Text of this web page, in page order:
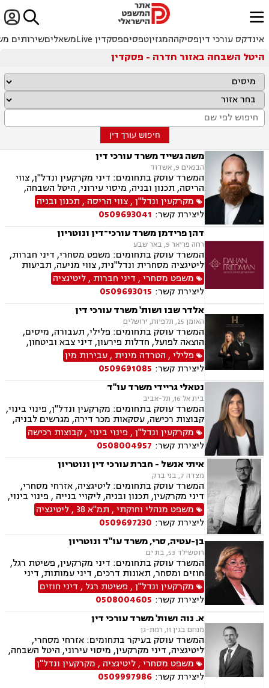

ﱐ
אינדקס עורכי דיןפסיקההמגזיןטפסיםפסקדין Live משאליםשירותים
היטל השבחה באזור חדרה - פסקדין
חיפוש עורך דין
משה גשייד משרד עורכי דין
הבנאים 9, אשדוד
המשרד עוסק בתחומים: דיני מקרקעין ונדל"ן, צווי
הריסה, תכנון ובניה, מיסוי עירוני, היטל השבחה,
היטל פיתוח, ארנונה, רשויות מקומיות, רישוי עסקים
מקרקעין ונדל"ן,צווי הריסה , תכנון ובניה
ליצירת קשר: 0509693041
דהן פרידמן משרד עורכי־דין ונוטריון
רחה פריאר 9, באר שבע
המשרד עוסק בתחומים: משפט מסחרי, דיני חברות,
ליטיגציה מסחרית ונדל"נית, צווי מניעה, תביעות
מקרקעין, דיני חוזים, ייפוי כוח מתמשך, ירושות
וצוואות, מסחר בינלאומי, משפט אזרחי, סכסוכי
שכנים, דיני עבודה, הסכמי ממון, מיסוי עירוני, מיסוי
נדל"ן, ארנונה, היטל פיתוח, היטל השבחה, נוטריון.
משפט מסחרי, דיני חברות ,ליטיגציה
ליצירת קשר: 0509693015
אלדר שבו ושות' משרד עורכי דין
האומן 25, תלפיות, ירושלים
המשרד עוסק בתחומים: פלילי, תעבורה, מיסים,
הוצאה לפועל, חדלות פירעון, דיני צבא וביטחון,
ליטיגציה אזרחית
פלילי, הטרדה מינית ,עבירות מין
ליצירת קשר: 0509691085
נטאלי גריידי משרד עו"ד
בית אל 16, תל-אביב
המשרד עוסק בתחומים: מקרקעין ונדל"ן, פינוי בינוי,
קבוצות רכישה, עסקאות מכר דירה, מגרשים לבניה,
רשות מקרקעי ישראל, בתים משותפים, נדל"ן
ביהודה ושומרון, מיסוי נדל"ן, היטל השבחה, מיסוי
עירוני, ירושות וצוואות, ייפוי כוח מתמשך
מקרקעין ונדל"ן, פינוי בינוי,קבוצות רכישה
ליצירת קשר: 0508004957
איתי אנשל - חברת עורכי דין ונוטריון
מצדה 7, בני ברק
המשרד עוסק בתחומים: ליטיגציה, אזרחי מסחרי,
דיני מקרקעין, תכנון ובניה, ליקויי בנייה , פינוי בינוי,
קבוצות רכישה, עסקאות מכר דירה, פינוי מושכר,
מגרשים לבניה ,נחלות ומשקים במושבים, רשות
מקרקעי ישראל, צווי הריסה, מיסוי נדל"ן, היטל
פיתוח, היטל השבחה, דיני חוזים, תביעות ייצוגיות,
ירושות וצוואות, נוטריון, דיני מכרזים והתקשרויות,
חוקתי ומנהלי, רישוי עסקים, דיני חברות, סכסוך בין
בעלי מניות, ליווי עסקי, הגבלים עסקיים, בנקים,
ערבויות ושטרות, קניין רוחני, זכויות יוצרים, דיני
בנקאות, חברות אשראי סליקה
משפט מנהלי וחוקתי, תמ"א 38 ,ליטיגציה
ליצירת קשר: 0509697230
בן-עטיה, סרי, משרד עו"ד ונוטריון
רוטשילד 53, בת ים
המשרד עוסק בתחומים: דיני מקרקעין, פשיטת רגל,
חוזים ומסחר, תאונות דרכים, דיני עמותות, דיני
תאגידים, הסכמי ממון, חדלות פרעון, חוקתי ומנהלי,
ידועים בציבור, ירושות וצוואות, ליווי עסקי,
חלוקת רכוש, מגרשים לבניה , נדל"ן, נוטריון,
עסקאות מכר דירה, פינוי בינוי, פינוי מושכר, פירוקים
והקפאות הליכים, צווי הריסה, צווי מניעה, רשויות
מקומיות, רשות מקרקעי ישראל, תאונות עבודה,
תאונות עקב רשלנות, תאונות ספורט, תאונות
תלמידים, תכנון ובניה, ייפוי כוח מתשמך, גישור
ובוררויות
מקרקעין ונדל"ן, פשיטת רגל , דיני חוזים
ליצירת קשר: 0508004605
א. נוה ושות' משרד עורכי דין
מנחם בגין 11, רמת-גן
המשרד עוסק בעיקר בתחומים: אזרחי מסחרי,
ליטיגציה, דיני מקרקעין, מיסוי עירוני, היטל השבחה,
דיני חברות, ליווי עסקי, עסקאות מכר דירה, צווי
הריסה
משפט מסחרי,ליטיגציה , מקרקעין ונדל"ן
ליצירת קשר: 0509997986